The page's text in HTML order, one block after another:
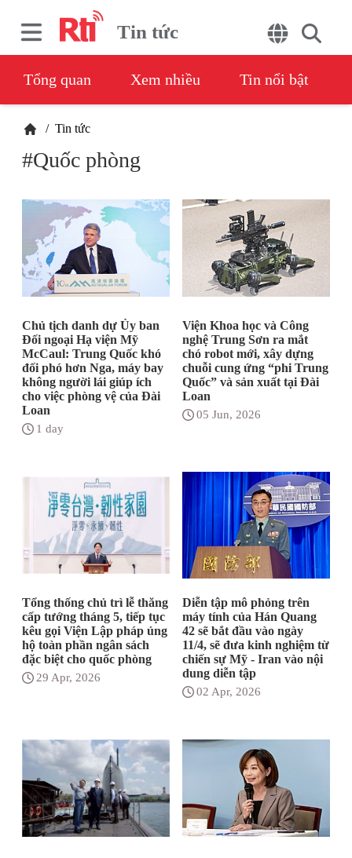
Tin tức
Tổng quan Xem nhiều Tin nổi bật
/ Tin tức
#Quốc phòng
Chủ tịch danh dự Ủy ban
Đối ngoại Hạ viện Mỹ
McCaul: Trung Quốc khó
đối phó hơn Nga, máy bay
không người lái giúp ích
cho việc phòng vệ của Đài
Loan
1 day
Viện Khoa học và Công
nghệ Trung Sơn ra mắt
chó robot mới, xây dựng
chuỗi cung ứng “phi Trung
Quốc” và sản xuất tại Đài
Loan
05 Jun, 2026
Tổng thống chủ trì lễ thăng
cấp tướng tháng 5, tiếp tục
kêu gọi Viện Lập pháp ủng
hộ toàn phần ngân sách
đặc biệt cho quốc phòng
29 Apr, 2026
Diễn tập mô phỏng trên
máy tính của Hán Quang
42 sẽ bắt đầu vào ngày
11/4, sẽ đưa kinh nghiệm từ
chiến sự Mỹ - Iran vào nội
dung diễn tập
02 Apr, 2026